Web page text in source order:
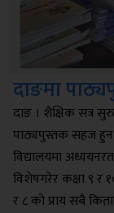
दाङमा
दाङ । शैक्षिक सत्र
पाठ्यपुस्तक सहज हुन
विद्यालयमा
विशेषगरेर कक्षा ९
र ८ को प्राय सबै